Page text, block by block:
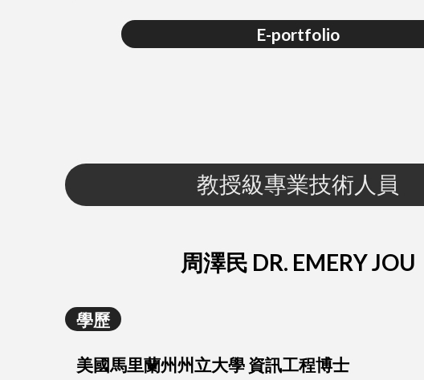
E-portfolio
教授級專業技術人員
周澤民 DR. EMERY JOU
學歷
美國馬里蘭州州立大學 資訊工程博士